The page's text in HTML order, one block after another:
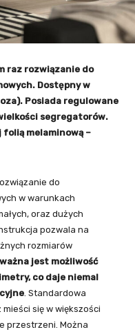
raz rozwiązanie do
Dostępny w
Posiada regulowane
segregatorów.
folią melaminową –
do
w warunkach
oraz dużych
pozwala na
rozmiarów
jest możliwość
co daje niemal
. Standardowa
się w większości
przestrzeni. Można